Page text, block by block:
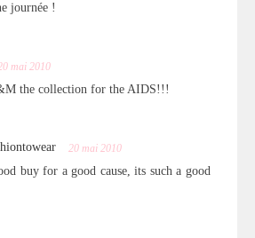
journée !
mai 2010
the collection for the AIDS!!!
20 mai 2010
buy for a good cause, its such a good